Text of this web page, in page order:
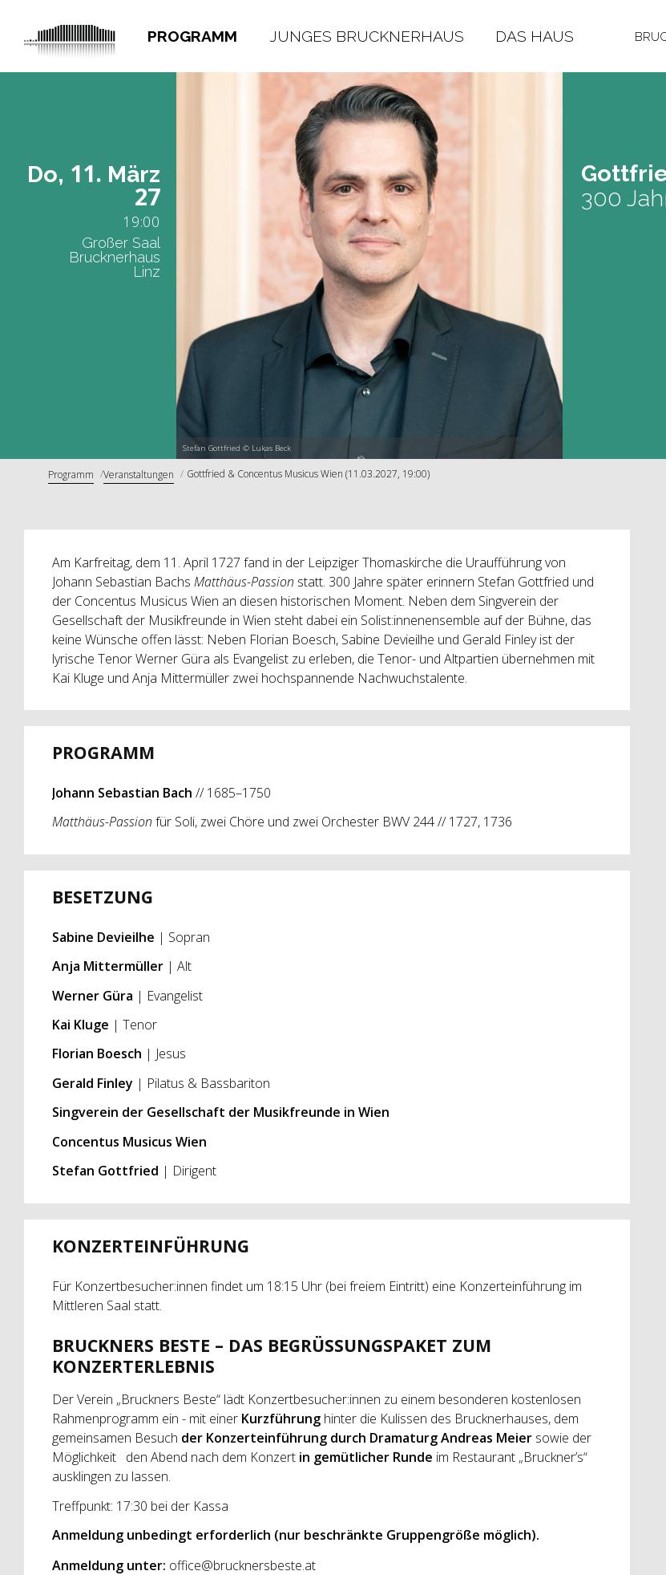
PROGRAMM JUNGES BRUCKNERHAUS DAS HAUS
Stefan Gottfried © Lukas Beck
Do, 11. März
27
19:00
Großer Saal
Brucknerhaus
Linz
300
Programm Veranstaltungen Gottfried & Concentus Musicus Wien (11.03.2027, 19:00)
Am Karfreitag, dem 11. April 1727 fand in der Leipziger Thomaskirche die Uraufführung von
Johann Sebastian Bachs Matthäus-Passion statt. 300 Jahre später erinnern Stefan Gottfried und
der Concentus Musicus Wien an diesen historischen Moment. Neben dem Singverein der
Gesellschaft der Musikfreunde in Wien steht dabei ein Solist:innenensemble auf der Bühne, das
keine Wünsche offen lässt: Neben Florian Boesch, Sabine Devieilhe und Gerald Finley ist der
lyrische Tenor Werner Güra als Evangelist zu erleben, die Tenor- und Altpartien übernehmen mit
Kai Kluge und Anja Mittermüller zwei hochspannende Nachwuchstalente.
PROGRAMM
Johann Sebastian Bach // 1685–1750
Matthäus-Passion für Soli, zwei Chöre und zwei Orchester BWV 244 // 1727, 1736
BESETZUNG
Sabine Devieilhe | Sopran
Anja Mittermüller | Alt
Werner Güra | Evangelist
Kai Kluge | Tenor
Florian Boesch | Jesus
Gerald Finley | Pilatus & Bassbariton
Singverein der Gesellschaft der Musikfreunde in Wien
Concentus Musicus Wien
Stefan Gottfried | Dirigent
KONZERTEINFÜHRUNG
Für Konzertbesucher:innen findet um 18:15 Uhr (bei freiem Eintritt) eine Konzerteinführung im
Mittleren Saal statt.
BRUCKNERS BESTE – DAS BEGRÜSSUNGSPAKET ZUM
KONZERTERLEBNIS
Der Verein „Bruckners Beste“ lädt Konzertbesucher:innen zu einem besonderen kostenlosen
Rahmenprogramm ein - mit einer Kurzführung hinter die Kulissen des Brucknerhauses, dem
gemeinsamen Besuch der Konzerteinführung durch Dramaturg Andreas Meiersowie der
Möglichkeit den Abend nach dem Konzert in gemütlicher Runde im Restaurant „Bruckner’s“
ausklingen zu lassen.
Treffpunkt: 17:30 bei der Kassa
Anmeldung unbedingt erforderlich (nur beschränkte Gruppengröße möglich).
Anmeldung unter: office@brucknersbeste.at